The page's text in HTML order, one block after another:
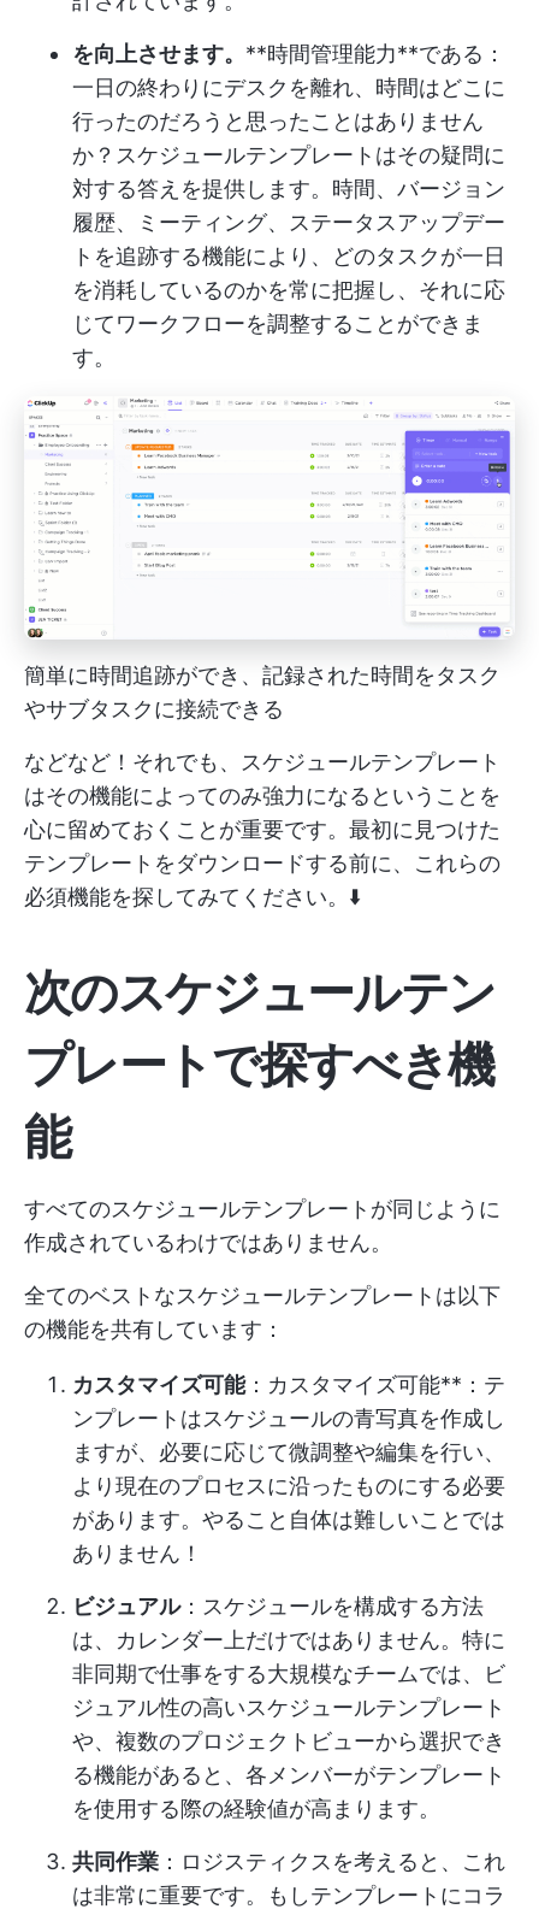
を向上させます。 **時間管理能力**である：
一日の終わりにデスクを離れ、時間はどこに
行ったのだろうと思ったことはありません
か？スケジュールテンプレートはその疑問に
対する答えを提供します。時間、バージョン
履歴、ミーティング、ステータスアップデー
トを追跡する機能により、どのタスクが一日
を消耗しているのかを常に把握し、それに応
じてワークフローを調整することができま
す。
簡単に時間追跡ができ、記録された時間をタスク
やサブタスクに接続できる
などなど！それでも、スケジュールテンプレート
はその機能によってのみ強力になるということを
心に留めておくことが重要です。最初に見つけた
テンプレートをダウンロードする前に、これらの
必須機能を探してみてください。⬇️
次のスケジュールテン
プレートで探すべき機
能
すべてのスケジュールテンプレートが同じように
作成されているわけではありません。
全てのベストなスケジュールテンプレートは以下
の機能を共有しています：
カスタマイズ可能：カスタマイズ可能**：テ
ンプレートはスケジュールの青写真を作成し
ますが、必要に応じて微調整や編集を行い、
より現在のプロセスに沿ったものにする必要
があります。やること自体は難しいことでは
ありません！
ビジュアル：スケジュールを構成する方法
は、カレンダー上だけではありません。特に
非同期で仕事をする大規模なチームでは、ビ
ジュアル性の高いスケジュールテンプレート
や、複数のプロジェクトビューから選択でき
る機能があると、各メンバーがテンプレート
を使用する際の経験値が高まります。
共同作業 ：ロジスティクスを考えると、これ
は非常に重要です。もしテンプレートにコラ